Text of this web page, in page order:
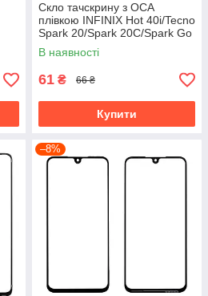
Скло тачскрину з OCA
плівкою INFINIX Hot 40i/Tecno
Spark 20/Spark 20C/Spark Go
(2024) чорне, з олеофобним
покриттям, загартоване
В наявності
61 ₴ 66 ₴
Купити
–8%